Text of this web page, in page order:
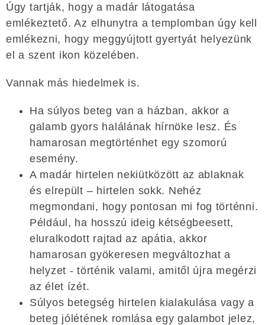
Úgy tartják, hogy a madár látogatása
emlékeztető. Az elhunytra a templomban úgy kell
emlékezni, hogy meggyújtott gyertyát helyezünk
el a szent ikon közelében.
Vannak más hiedelmek is.
Ha súlyos beteg van a házban, akkor a
galamb gyors halálának hírnöke lesz. És
hamarosan megtörténhet egy szomorú
esemény.
A madár hirtelen nekiütközött az ablaknak
és elrepült – hirtelen sokk. Nehéz
megmondani, hogy pontosan mi fog történni.
Például, ha hosszú ideig kétségbeesett,
eluralkodott rajtad az apátia, akkor
hamarosan gyökeresen megváltozhat a
helyzet - történik valami, amitől újra megérzi
az élet ízét.
Súlyos betegség hirtelen kialakulása vagy a
beteg jólétének romlása egy galambot jelez,